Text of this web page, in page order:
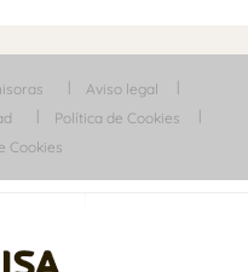
Aviso legal
Política de Cookies
Cookies